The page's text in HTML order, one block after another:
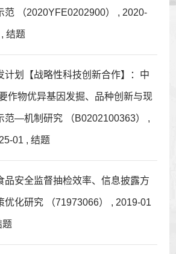
范 （2020YFE0202900） , 2020-
结题
计划【战略性科技创新合作】：中
作物优异基因发掘、品种创新与现
范—机制研究 （B0202100363） ,
01 , 结题
品安全监督抽检效率、信息披露方
优化研究 （71973066） , 2019-01
题